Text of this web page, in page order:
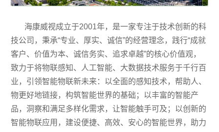
海康威视成立于2001年，是一家专注于技术创新的科
技公司，秉承“专业、厚实、诚信”的经营理念，践行“成就
客户、价值为本、诚信务实、追求卓越”的核心价值观，
致力于将物联感知、人工智能、大数据技术服务于千行百
业，引领智能物联新未来：以全面的感知技术，帮助人、
物更好地链接，构筑智能世界的基础；以丰富的智能产
品，洞察和满足多样化需求，让智能触手可及；以创新的
智能物联应用，建设便捷、高效、安心的智能世界，助力